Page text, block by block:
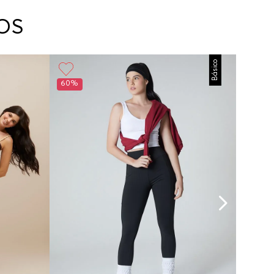
la recogida del producto en la dirección
Básico
60%